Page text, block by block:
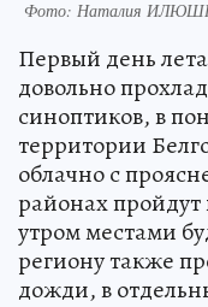
Фото: Наталия
Первый день
довольно
синоптиков, в
территории
облачно с
районах
утром местами
региону также
дожди, в